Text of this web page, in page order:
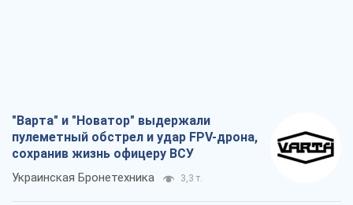
"Варта" и "Новатор" выдержали
пулеметный обстрел и удар FPV-дрона,
сохранив жизнь офицеру ВСУ
Украинская Бронетехника 3,3 т.